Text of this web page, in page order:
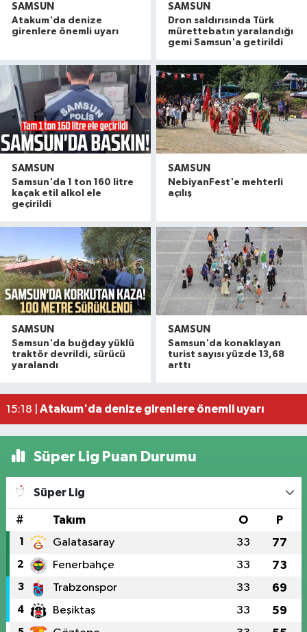
SAMSUN
Atakum'da denize
girenlere önemli uyarı
SAMSUN
Dron saldırısında Türk
mürettebatın yaralandığı
gemi Samsun'a getirildi
SAMSUN
Samsun'da 1 ton 160 litre
kaçak etil alkol ele
geçirildi
SAMSUN
NebiyanFest'e mehterli
açılış
SAMSUN
Samsun'da buğday yüklü
traktör devrildi, sürücü
yaralandı
SAMSUN
Samsun'da konaklayan
turist sayısı yüzde 13,68
arttı
19:58 |Havza'da 11 yıl 8 ay hapis cezasıyla aranan
16:49 |Dron saldırısına uğrayan geminin içi
16:40 | Samsunspor’dan Kasımpaşa karşısında ilk
15:18 | Atakum'da denize girenlere önemli uyarı
Süper Lig Puan Durumu
Süper Lig
# Takım O P
1 Galatasaray 33 77
2 Fenerbahçe 33 73
3 Trabzonspor 33 69
4 Beşiktaş 33 59